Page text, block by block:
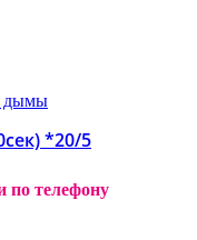
дымы
*20/5
по телефону